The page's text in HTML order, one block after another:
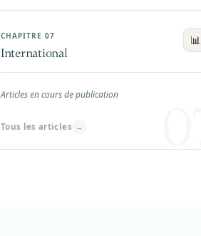
CHAPITRE 07
International
📊
Articles en cours de publication
Tous les articles →